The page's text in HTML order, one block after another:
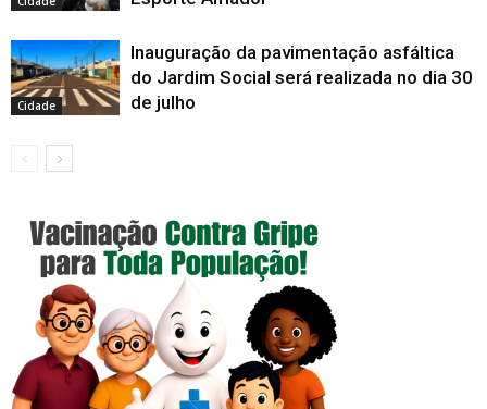
Cidade
Inauguração da pavimentação asfáltica
do Jardim Social será realizada no dia 30
de julho